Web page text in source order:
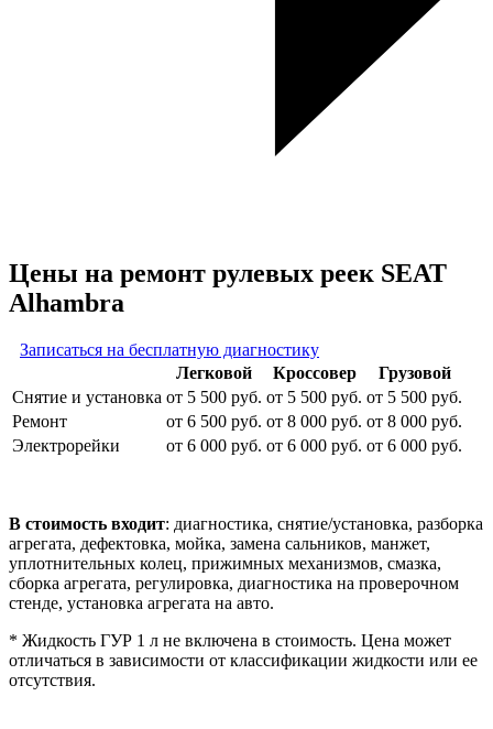
Цены на ремонт рулевых реек SEAT
Alhambra
Записаться на бесплатную диагностику
Легковой
Кроссовер
Грузовой
Снятие и установка от 5 500 руб. от 5 500 руб. от 5 500 руб.
Ремонт
от 6 500 руб. от 8 000 руб. от 8 000 руб.
Электрорейки
от 6 000 руб. от 6 000 руб. от 6 000 руб.
В стоимость входит: диагностика, снятие/установка, разборка
агрегата, дефектовка, мойка, замена сальников, манжет,
уплотнительных колец, прижимных механизмов, смазка,
сборка агрегата, регулировка, диагностика на проверочном
стенде, установка агрегата на авто.
* Жидкость ГУР 1 л не включена в стоимость. Цена может
отличаться в зависимости от классификации жидкости или ее
отсутствия.